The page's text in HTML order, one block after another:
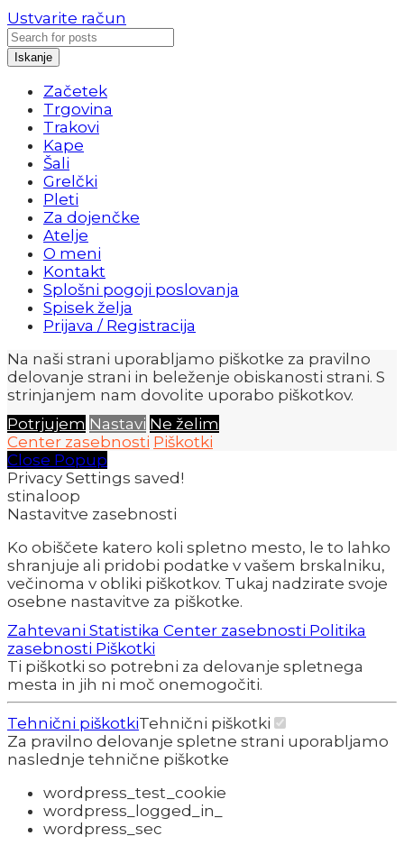
Ustvarite račun
Iskanje
Začetek
Trgovina
Trakovi
Kape
Šali
Grelčki
Pleti
Za dojenčke
Atelje
O meni
Kontakt
Splošni pogoji poslovanja
Spisek želja
Prijava / Registracija
Na naši strani uporabljamo piškotke za pravilno
delovanje strani in beleženje obiskanosti strani. S
strinjanjem nam dovolite uporabo piškotkov.
Potrjujem Nastavi Ne želim
Center zasebnosti Piškotki
Close Popup
Privacy Settings saved!
stinaloop
Nastavitve zasebnosti
Ko obiščete katero koli spletno mesto, le to lahko
shranjuje ali pridobi podatke v vašem brskalniku,
večinoma v obliki piškotkov. Tukaj nadzirate svoje
osebne nastavitve za piškotke.
Zahtevani Statistika Center zasebnosti Politika
zasebnosti Piškotki
Ti piškotki so potrebni za delovanje spletnega
mesta in jih ni moč onemogočiti.
Tehnični piškotkiTehnični piškotki
Za pravilno delovanje spletne strani uporabljamo
naslednje tehnične piškotke
wordpress_test_cookie
wordpress_logged_in_
wordpress_sec